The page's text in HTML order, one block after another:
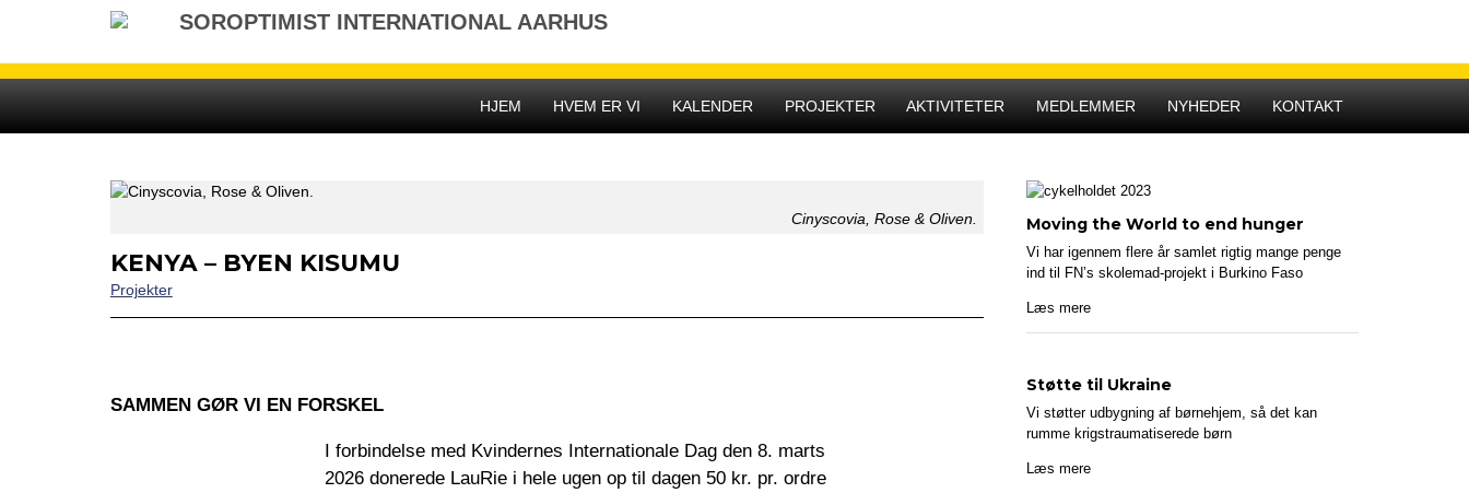
SOROPTIMIST INTERNATIONAL AARHUS
HJEM
HVEM ER VI KALENDER PROJEKTER AKTIVITETER MEDLEMMER NYHEDER KONTAKT
Cinyscovia, Rose & Oliven.
KENYA – BYEN KISUMU
Projekter
SAMMEN GØR VI EN FORSKEL
I forbindelse med Kvindernes Internationale Dag den 8. marts
2026 donerede LauRie i hele ugen op til dagen 50 kr. pr. ordre
Moving the World to end hunger
Vi har igennem flere år samlet rigtig mange penge
ind til FN’s skolemad-projekt i Burkino Faso
Læs mere
Støtte til Ukraine
Vi støtter udbygning af børnehjem, så det kan
rumme krigstraumatiserede børn
Læs mere